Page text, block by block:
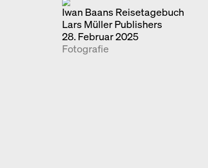
Iwan Baans Reisetagebuch
Lars Müller Publishers
28. Februar 2025
Fotografie